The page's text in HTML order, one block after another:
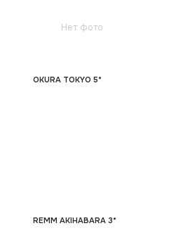
Нет фото
OKURA TOKYO 5*
REMM AKIHABARA 3*